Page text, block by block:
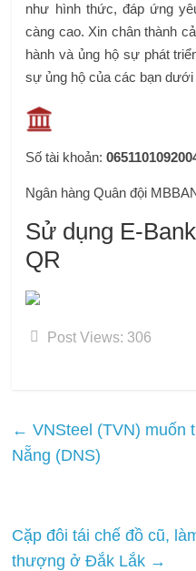
như hình thức, đáp ứng
càng cao. Xin chân thành
hành và ủng hộ sự phát
sự ủng hộ của các bạn
Số tài khoản:
Ngân hàng Quân đội
Sử dụng E-
QR
Post Views: 306
← VNSteel (TVN) muốn
Nẵng (DNS)
Cặp đôi tái chế đồ cũ,
thượng ở Đắk Lắk →